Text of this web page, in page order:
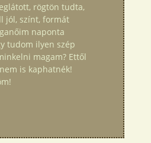
rögtön tudta,
jól, színt, formát
naponta
tudom ilyen szép
magam? Ettől
is kaphatnék!